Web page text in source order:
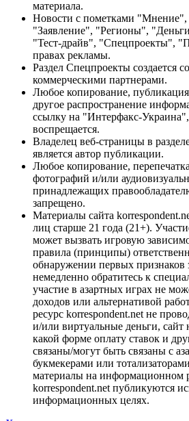
материала.
Новости с пометками "Мнение",
"Заявление", "Регионы",
"Тест-драйв", "Спецпроекты",
правах рекламы.
Раздел Спецпроекты создается
коммерческими партнерами.
Любое копирование,
другое распространение
ссылку на "Интерфакс-
воспрещается.
Владелец веб-страницы в
является автор публикации.
Любое копирование,
фотографий и/или
принадлежащих
запрещено.
Материалы сайта
лиц старше 21 года (21+).
может вызвать игровую
правила (принципы)
обнаружении первых признаков
немедленно обратитесь к
участие в азартных играх не
доходов или альтернативой
ресурс korrespondent.net не
и/или виртуальные деньги, сайт
какой форме оплату ставок и
связаны/могут быть связаны с
букмекерами или
материалы на информационном
korrespondent.net публикуются
информационных целях.